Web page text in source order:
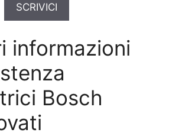
SCRIVICI
informazioni
Bosch